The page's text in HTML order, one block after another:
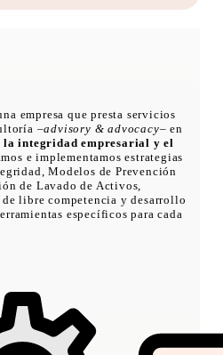
empresa que presta servicios
–advisory & advocacy– en
la integridad empresarial y el
e implementamos estrategias
Modelos de Prevención
de Lavado de Activos,
libre competencia y desarrollo
específicos para cada